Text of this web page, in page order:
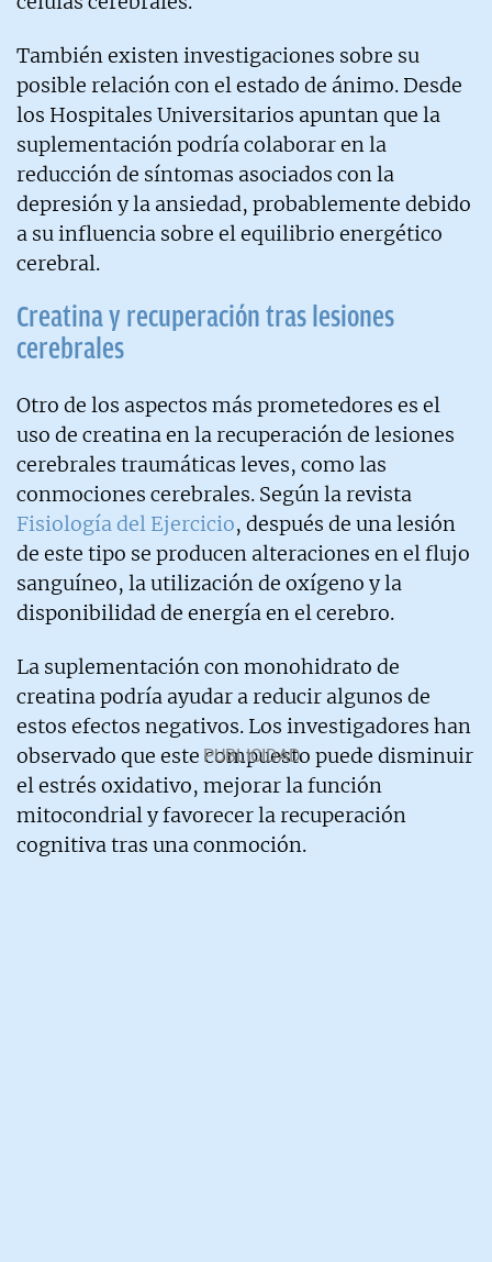
También existen investigaciones sobre su
posible relación con el estado de ánimo. Desde
los Hospitales Universitarios apuntan que la
suplementación podría colaborar en la
reducción de síntomas asociados con la
depresión y la ansiedad, probablemente debido
a su influencia sobre el equilibrio energético
cerebral.
Creatina y recuperación tras lesiones
cerebrales
Otro de los aspectos más prometedores es el
uso de creatina en la recuperación de lesiones
cerebrales traumáticas leves, como las
conmociones cerebrales. Según la revista
Fisiología del Ejercicio, después de una lesión
de este tipo se producen alteraciones en el flujo
sanguíneo, la utilización de oxígeno y la
disponibilidad de energía en el cerebro.
La suplementación con monohidrato de
creatina podría ayudar a reducir algunos de
estos efectos negativos. Los investigadores han
observado que este compuesto puede disminuir
el estrés oxidativo, mejorar la función
mitocondrial y favorecer la recuperación
cognitiva tras una conmoción.